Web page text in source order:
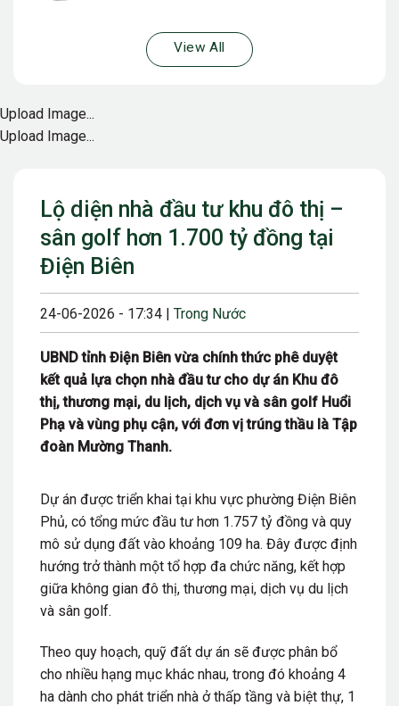
Lộ diện nhà đầu tư khu đô thị –
sân golf hơn 1.700 tỷ đồng tại
Điện Biên
24-06-2026 - 17:34 | Trong Nước
UBND tỉnh Điện Biên vừa chính thức phê duyệt
kết quả lựa chọn nhà đầu tư cho dự án Khu đô
thị, thương mại, du lịch, dịch vụ và sân golf Huổi
Phạ và vùng phụ cận, với đơn vị trúng thầu là Tập
đoàn Mường Thanh.
Dự án được triển khai tại khu vực phường Điện Biên
Phủ, có tổng mức đầu tư hơn 1.757 tỷ đồng và quy
mô sử dụng đất vào khoảng 109 ha. Đây được định
hướng trở thành một tổ hợp đa chức năng, kết hợp
giữa không gian đô thị, thương mại, dịch vụ du lịch
và sân golf.
Theo quy hoạch, quỹ đất dự án sẽ được phân bổ
cho nhiều hạng mục khác nhau, trong đó khoảng 4
ha dành cho phát triển nhà ở thấp tầng và biệt thự, 1
View All
Upload Image...
Upload Image...